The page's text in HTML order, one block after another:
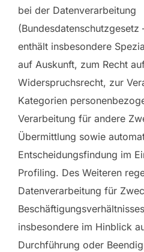
bei der Datenverarbeitung
(Bundesdatenschutzgesetz
enthält insbesondere
auf Auskunft, zum Recht
Widerspruchsrecht, zur
Kategorien
Verarbeitung für andere
Übermittlung sowie
Entscheidungsfindung im
Profiling. Des Weiteren
Datenverarbeitung für
insbesondere im Hinblick
Durchführung oder